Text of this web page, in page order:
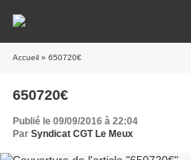
Accueil » 650720€
650720€
Publié le 09/09/2016 à 22:04
Par Syndicat CGT Le Meux